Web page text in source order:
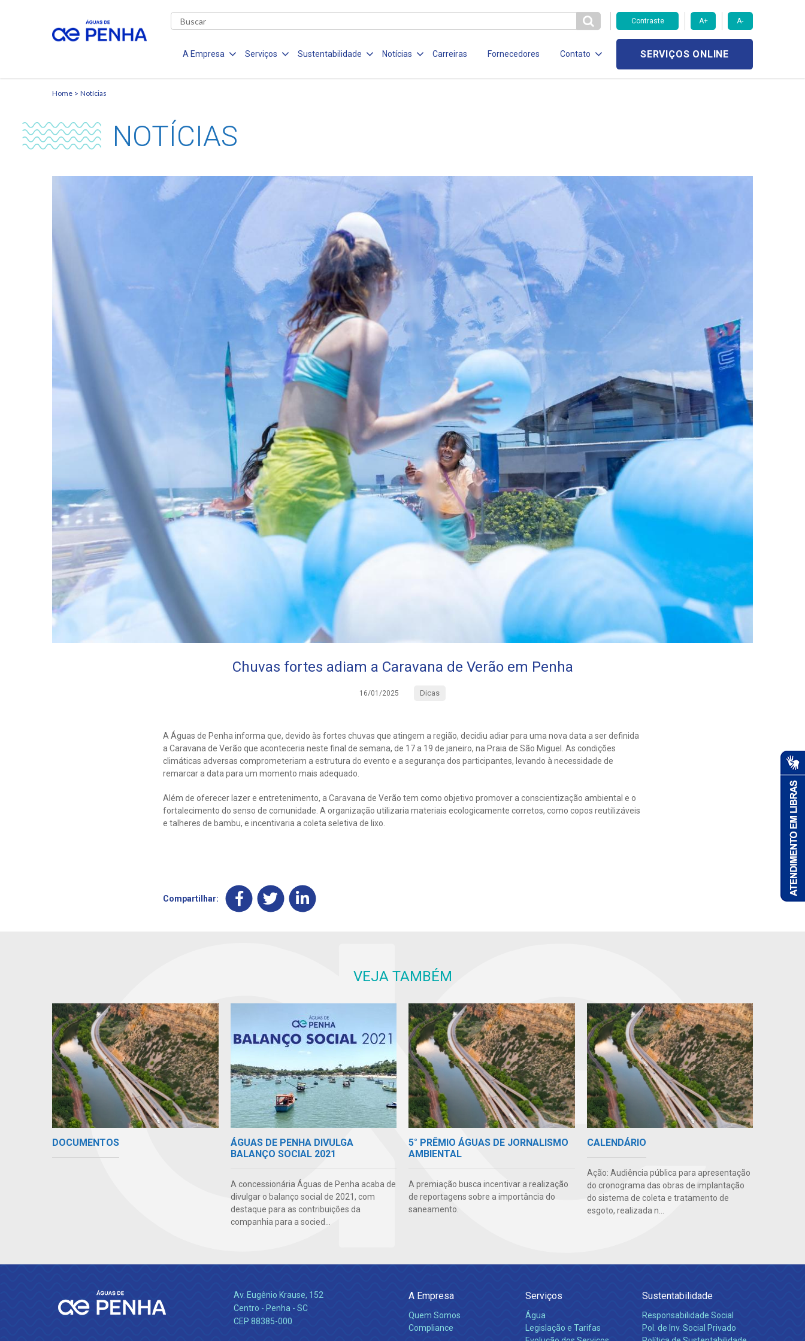
Contraste A+ A-
A Empresa Serviços Sustentabilidade Notícias Carreiras Fornecedores Contato SERVIÇOS ONLINE
Home Notícias
NOTÍCIAS
Chuvas fortes adiam a Caravana de Verão em Penha
16/01/2025 Dicas
A Águas de Penha informa que, devido às fortes chuvas que atingem a região, decidiu adiar para uma nova data a ser definida
a Caravana de Verão que aconteceria neste final de semana, de 17 a 19 de janeiro, na Praia de São Miguel. As condições
climáticas adversas comprometeriam a estrutura do evento e a segurança dos participantes, levando à necessidade de
remarcar a data para um momento mais adequado.
Além de oferecer lazer e entretenimento, a Caravana de Verão tem como objetivo promover a conscientização ambiental e o
fortalecimento do senso de comunidade. A organização utilizaria materiais ecologicamente corretos, como copos reutilizáveis
e talheres de bambu, e incentivaria a coleta seletiva de lixo.
Compartilhar:
VEJA TAMBÉM
DOCUMENTOS
ÁGUAS DE PENHA DIVULGA
BALANÇO SOCIAL 2021
A concessionária Águas de Penha acaba de
divulgar o balanço social de 2021, com
destaque para as contribuições da
companhia para a socied...
5° PRÊMIO ÁGUAS DE JORNALISMO
AMBIENTAL
A premiação busca incentivar a realização
de reportagens sobre a importância do
saneamento.
CALENDÁRIO
Ação: Audiência pública para apresentação
do cronograma das obras de implantação
do sistema de coleta e tratamento de
esgoto, realizada n...
Av. Eugênio Krause, 152
Centro - Penha - SC
CEP 88385-000
A Empresa
Quem Somos
Compliance
Serviços
Água
Legislação e Tarifas
Sustentabilidade
Responsabilidade Social
Pol. de Inv. Social Privado